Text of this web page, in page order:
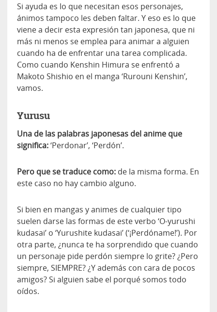
Si ayuda es lo que necesitan esos personajes,
ánimos tampoco les deben faltar. Y eso es lo que
viene a decir esta expresión tan japonesa, que ni
más ni menos se emplea para animar a alguien
cuando ha de enfrentar una tarea complicada.
Como cuando Kenshin Himura se enfrentó a
Makoto Shishio en el manga ‘Rurouni Kenshin’,
vamos.
Yurusu
Una de las palabras japonesas del anime que
significa:‘Perdonar’, ‘Perdón’.
Pero que se traduce como: de la misma forma. En
este caso no hay cambio alguno.
Si bien en mangas y animes de cualquier tipo
suelen darse las formas de este verbo ‘O-yurushi
kudasai’ o ‘Yurushite kudasai’ (‘¡Perdóname!’). Por
otra parte, ¿nunca te ha sorprendido que cuando
un personaje pide perdón siempre lo grite? ¿Pero
siempre, SIEMPRE? ¿Y además con cara de pocos
amigos? Si alguien sabe el porqué somos todo
oídos.